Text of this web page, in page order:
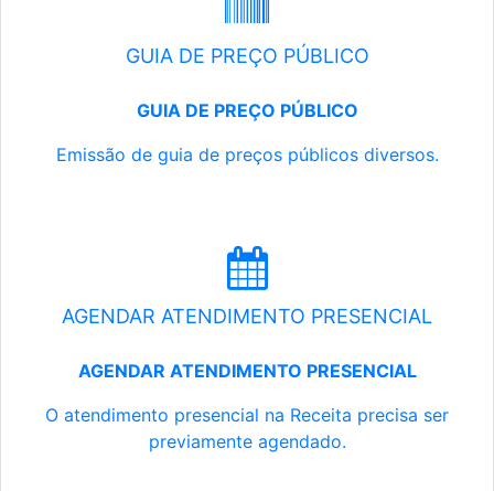
GUIA DE PREÇO PÚBLICO
GUIA DE PREÇO PÚBLICO
Emissão de guia de preços públicos diversos.
AGENDAR ATENDIMENTO PRESENCIAL
AGENDAR ATENDIMENTO PRESENCIAL
O atendimento presencial na Receita precisa ser
previamente agendado.